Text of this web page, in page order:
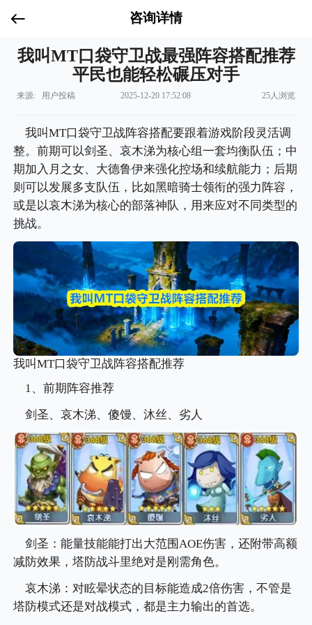
咨询详情
我叫MT口袋守卫战最强阵容搭配推荐
平民也能轻松碾压对手
来源: 用户投稿 2025-12-20 17:52:08 25人浏览
我叫MT口袋守卫战阵容搭配要跟着游戏阶段灵活调
整。前期可以剑圣、哀木涕为核心组一套均衡队伍；中
期加入月之女、大德鲁伊来强化控场和续航能力；后期
则可以发展多支队伍，比如黑暗骑士领衔的强力阵容，
或是以哀木涕为核心的部落神队，用来应对不同类型的
挑战。
我叫MT口袋守卫战阵容搭配推荐
1、前期阵容推荐
剑圣、哀木涕、傻馒、沐丝、劣人
剑圣：能量技能能打出大范围AOE伤害，还附带高额
减防效果，塔防战斗里绝对是刚需角色。
哀木涕：对眩晕状态的目标能造成2倍伤害，不管是
塔防模式还是对战模式，都是主力输出的首选。